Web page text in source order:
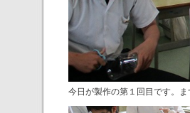
今日が製作の第１回目です。ま